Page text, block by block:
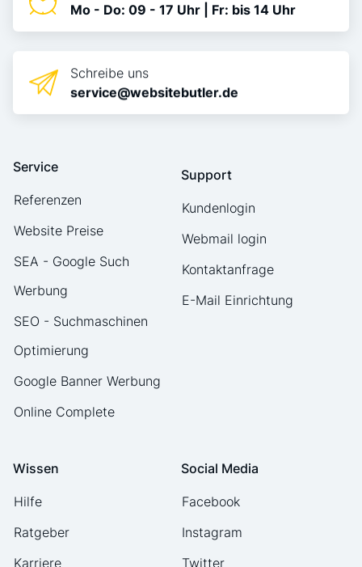
Mo - Do: 09 - 17 Uhr | Fr: bis 14 Uhr
Schreibe uns
service@websitebutler.de
Service
Referenzen
Website Preise
SEA - Google Such
Werbung
SEO - Suchmaschinen
Optimierung
Google Banner Werbung
Online Complete
Support
Kundenlogin
Webmail login
Kontaktanfrage
E-Mail Einrichtung
Wissen
Hilfe
Ratgeber
Karriere
Social Media
Facebook
Instagram
Twitter